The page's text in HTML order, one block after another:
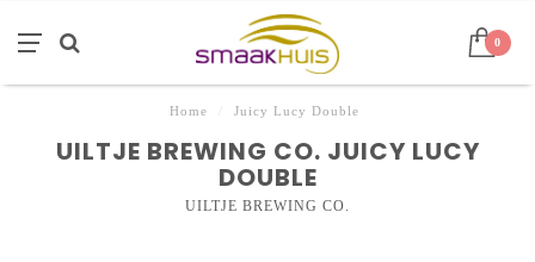
0
Home Juicy Lucy Double
UILTJE BREWING CO. JUICY LUCY
DOUBLE
UILTJE BREWING CO.